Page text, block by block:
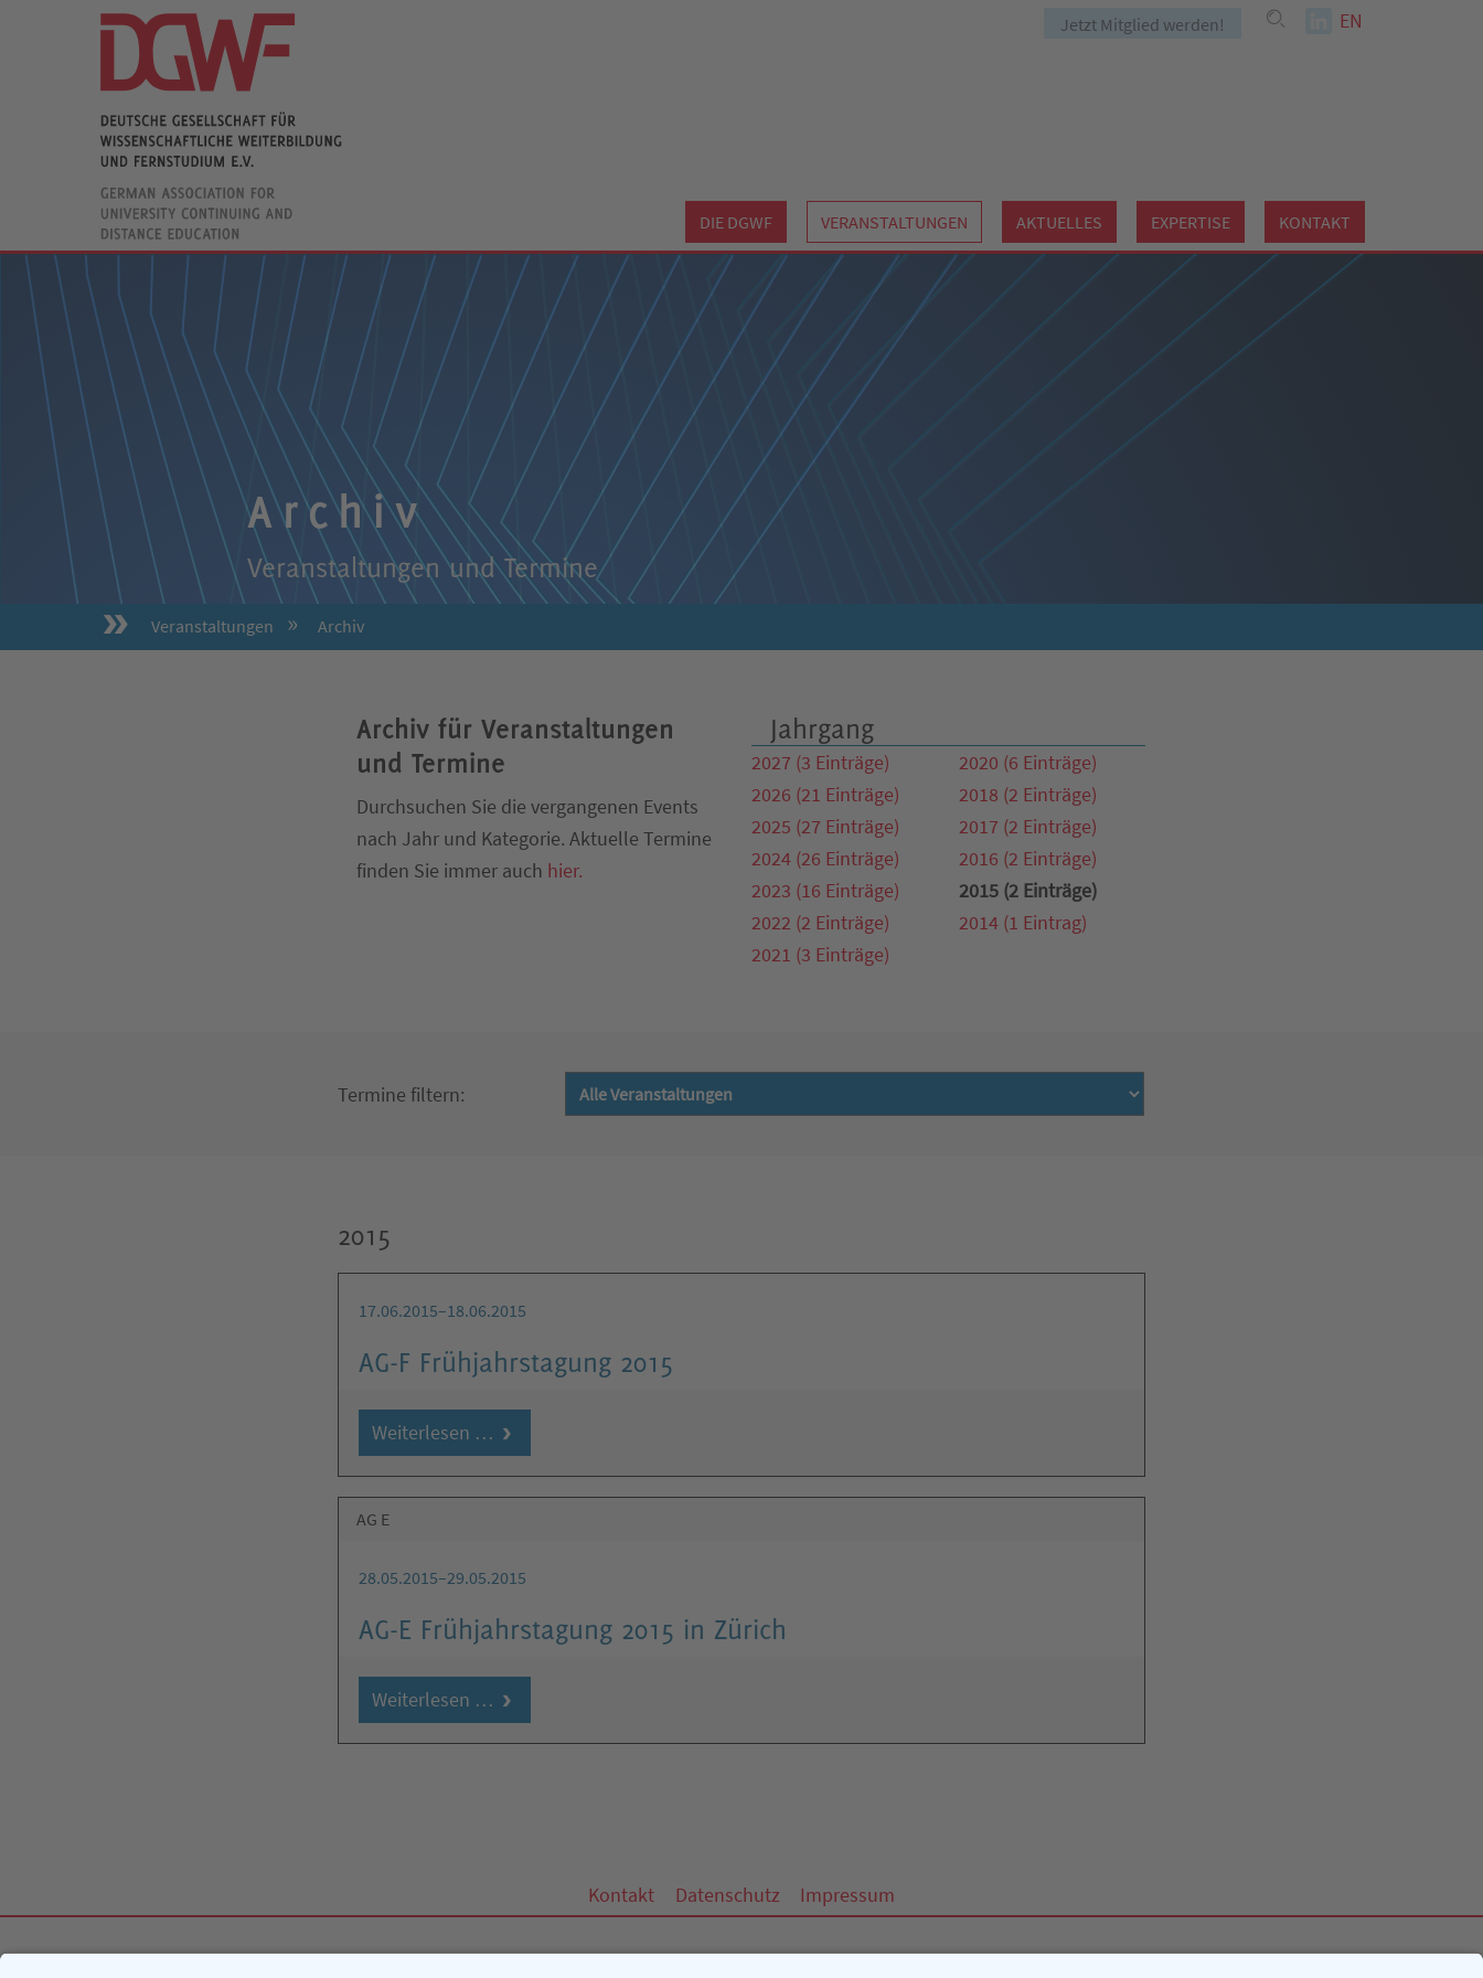
Jetzt Mitglied werden! EN
DIE DGWF VERANSTALTUNGEN AKTUELLES EXPERTISE KONTAKT
Archiv
Veranstaltungen und Termine
Veranstaltungen Archiv
Archiv für Veranstaltungen
und Termine
Durchsuchen Sie die vergangenen Events
nach Jahr und Kategorie. Aktuelle Termine
finden Sie immer auch hier.
Jahrgang
2027 (3 Einträge)
2026 (21 Einträge)
2025 (27 Einträge)
2024 (26 Einträge)
2023 (16 Einträge)
2022 (2 Einträge)
2021 (3 Einträge)
2020 (6 Einträge)
2018 (2 Einträge)
2017 (2 Einträge)
2016 (2 Einträge)
2015 (2 Einträge)
2014 (1 Eintrag)
Termine filtern:
2015
17.06.2015–18.06.2015
AG-F Frühjahrstagung 2015
Weiterlesen …
AG E
28.05.2015–29.05.2015
AG-E Frühjahrstagung 2015 in Zürich
Weiterlesen …
Kontakt Datenschutz Impressum